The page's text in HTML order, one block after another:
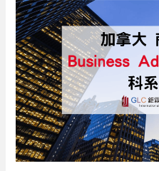
簽
與
高
薪
就
業
一
次
看
2026
加
拿
大
商
業
管
理
科